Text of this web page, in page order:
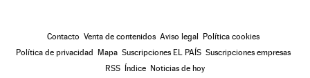
Contacto Venta de contenidos Aviso legal
Política cookies
Política de privacidad
Mapa Suscripciones EL PAÍS Suscripciones empresas
RSS
Índice Noticias de hoy